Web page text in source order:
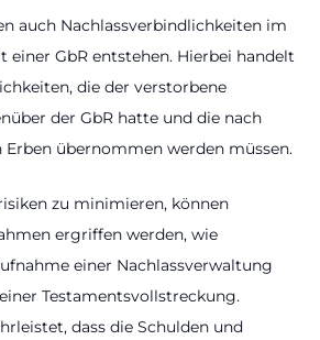
auch Nachlassverbindlichkeiten im
GbR entstehen. Hierbei handelt
die der verstorbene
der GbR hatte und die nach
Erben übernommen werden müssen.
zu minimieren, können
ergriffen werden, wie
einer Nachlassverwaltung
Testamentsvollstreckung.
dass die Schulden und